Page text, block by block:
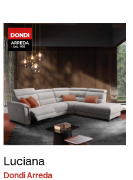
Luciana
Dondi Arreda